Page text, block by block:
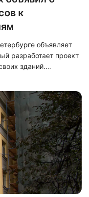
к
объявляет
разработает проект
зданий.
проспект, дом 39,
дом 33, литера А.
составляет
информационное